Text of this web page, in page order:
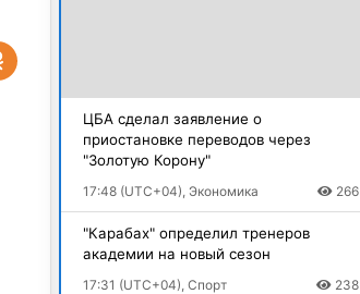
ЦБА сделал заявление о
приостановке переводов через
"Золотую Корону"
17:48 (UTC+04), Экономика 266
"Карабах" определил тренеров
академии на новый сезон
17:31 (UTC+04), Спорт 238